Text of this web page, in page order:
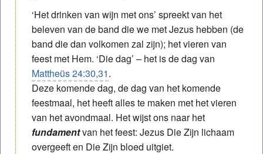
‘Het drinken van wijn met ons’ spreekt van het
beleven van de band die we met Jezus hebben (de
band die dan volkomen zal zijn); het vieren van
feest met Hem. ‘Die dag’ – het is de dag van
Mattheüs 24:30,31.
Deze komende dag, de dag van het komende
feestmaal, het heeft alles te maken met het vieren
van het avondmaal. Het wijst ons naar het
fundamentvan het feest: Jezus Die Zijn lichaam
overgeeft en Die Zijn bloed uitgiet.